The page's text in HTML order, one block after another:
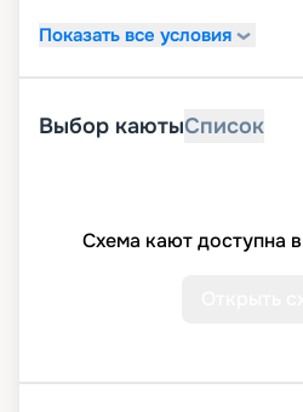
Показать все условия
Выбор каютыСписок
Схема кают доступна